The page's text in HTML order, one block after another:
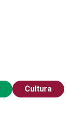
Cultura